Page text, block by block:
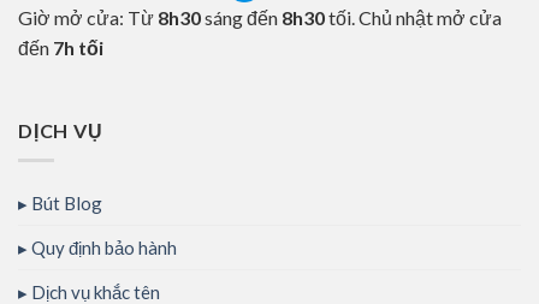
Giờ mở cửa: Từ 8h30sáng đến 8h30tối. Chủ nhật mở cửa
đến 7h tối
DỊCH VỤ
Bút Blog
Quy định bảo hành
Dịch vụ khắc tên